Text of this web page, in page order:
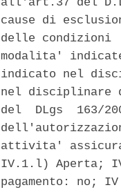
all'art.37 del
cause di
delle
modalita'
indicato nel
nel
del  DLgs
attivita'
IV.1.l) Aperta;
pagamento: no;